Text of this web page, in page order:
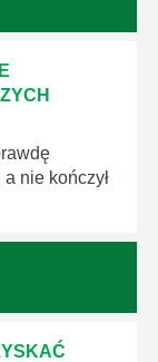
nie kończył